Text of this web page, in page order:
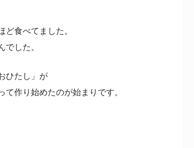
食べてました。
した。
ひたし」が
作り始めたのが始まりです。